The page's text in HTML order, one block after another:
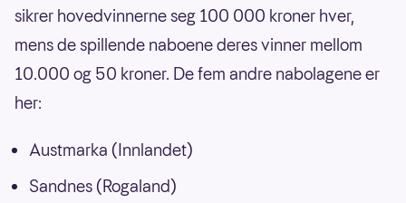
sikrer hovedvinnerne seg 100 000 kroner hver,
mens de spillende naboene deres vinner mellom
10.000 og 50 kroner. De fem andre nabolagene er
her:
Austmarka (Innlandet)
Sandnes (Rogaland)